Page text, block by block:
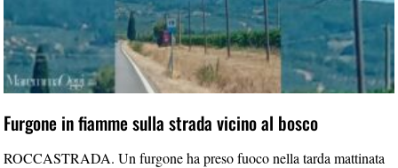
Furgone in fiamme sulla strada vicino al bosco
ROCCASTRADA. Un furgone ha preso fuoco nella tarda mattinata